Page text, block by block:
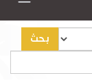
بحث